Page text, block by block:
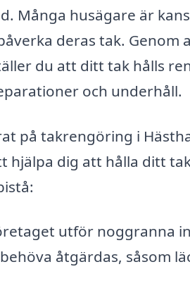
Många husägare är
deras tak.
du att ditt tak hålls
och underhåll.
på takrengöring i
hjälpa dig att hålla ditt
utför noggranna
åtgärdas, såsom